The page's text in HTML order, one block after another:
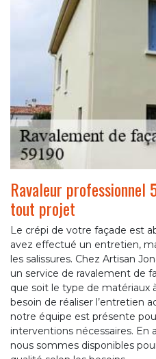
Ravaleur professionnel
tout projet
Le crépi de votre façade est
avez effectué un entretien,
les salissures. Chez Artisan
un service de ravalement de
que soit le type de matériaux
besoin de réaliser l’entretien
notre équipe est présente
interventions nécessaires.
nous sommes disponibles